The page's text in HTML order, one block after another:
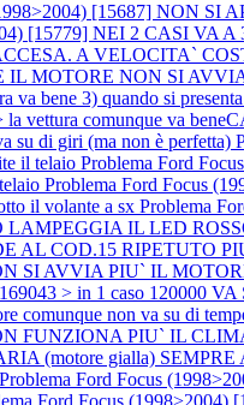
[15687] NON
[15779] NEI 2 CASI
A VELOCITA`
MOTORE NON SI
va bene 3) quando si
vettura comunque va
su di giri (ma non è perfetta)
il telaio Problema Ford
Problema Ford Focus
il volante a sx Problema
IL LED
AL COD.15 RIPETUTO
SI AVVIA PIU` IL
> in 1 caso 120000
comunque non va su di
FUNZIONA PIU` IL
(motore gialla)
Problema Ford Focus
Ford Focus